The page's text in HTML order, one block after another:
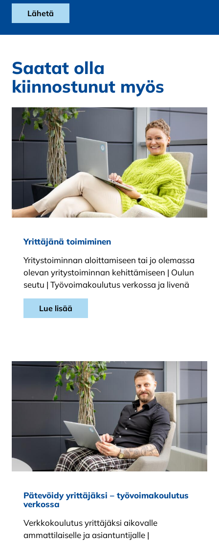
Saatat olla
kiinnostunut myös
Yrittäjänä toimiminen
Yritystoiminnan aloittamiseen tai jo olemassa
olevan yritystoiminnan kehittämiseen | Oulun
seutu | Työvoimakoulutus verkossa ja livenä
Lue lisää
Pätevöidy yrittäjäksi – työvoimakoulutus
verkossa
Verkkokoulutus yrittäjäksi aikovalle
ammattilaiselle ja asiantuntijalle |